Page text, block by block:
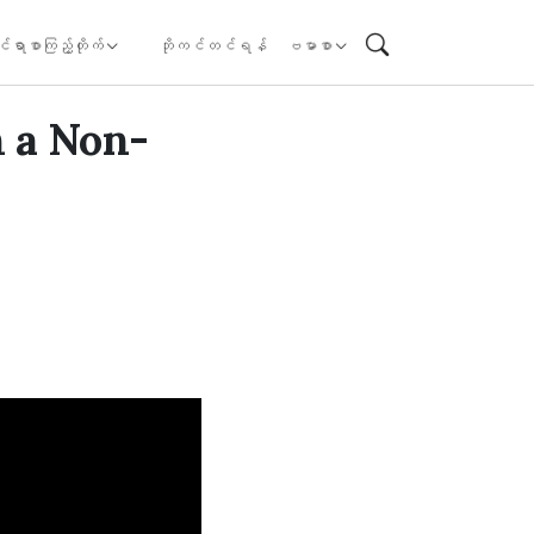
င်ရာစာကြည့်တိုက် ဘိုကင်တင်ရန် ဗမာစာ
Non-